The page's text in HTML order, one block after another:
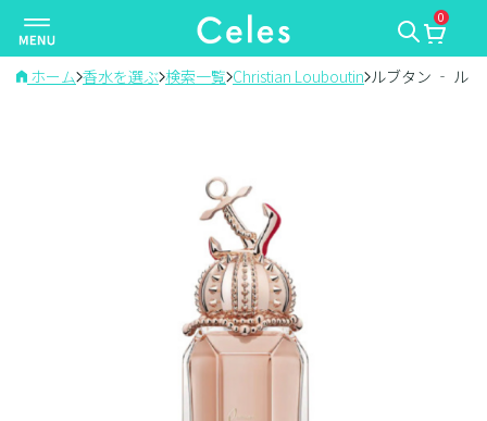
ナ
ビ
ゲ
0
ホーム 香水を選ぶ 検索一覧 Christian Louboutin ルブタン ‐ ル